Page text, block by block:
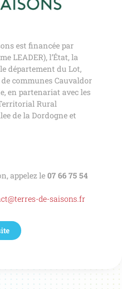
est financée par
LEADER), l’État, la
département du Lot,
communes Cauvaldor
en partenariat avec les
Rural
de la Dordogne et
appelez le07 66 75 54
de-saisons.fr